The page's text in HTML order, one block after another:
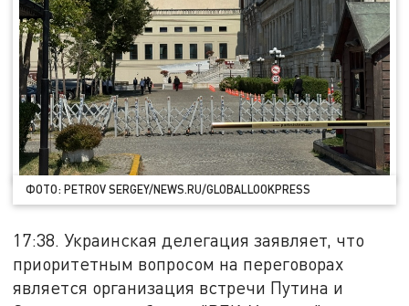
ФОТО: PETROV SERGEY/NEWS.RU/GLOBALLOOKPRESS
17:38. Украинская делегация заявляет, что
приоритетным вопросом на переговорах
является организация встречи Путина и